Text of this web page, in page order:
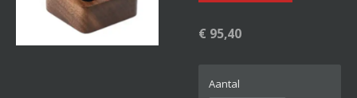
€ 95,40
Aantal